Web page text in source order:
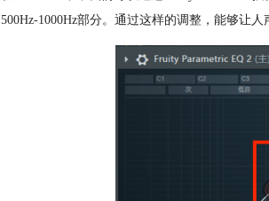
500Hz-1000Hz部分。通过这样的调整，能够让